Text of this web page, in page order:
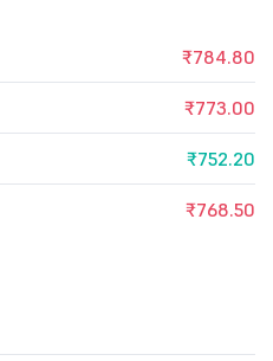
₹784.80
₹773.00
₹752.20
₹768.50